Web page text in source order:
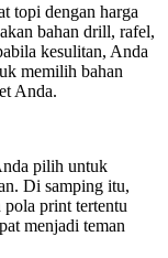
topi dengan harga
bahan drill, rafel,
kesulitan, Anda
memilih bahan
Anda.
pilih untuk
Di samping itu,
pola print tertentu
menjadi teman